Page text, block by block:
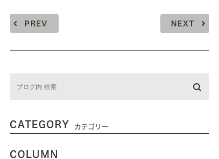
PREV NEXT
CATEGORY カテゴリー
COLUMN